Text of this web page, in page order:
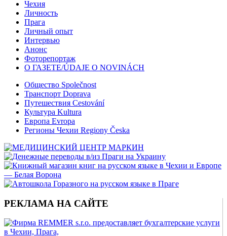
Чехия
Личность
Прага
Личный опыт
Интервью
Анонс
Фоторепортаж
О ГАЗЕТЕ/ÚDAJE O NOVINÁCH
Общество Společnost
Транспорт Doprava
Путешествия Cestování
Культура Kultura
Европа Evropa
Регионы Чехии Regiony Česka
РЕКЛАМА НА САЙТЕ